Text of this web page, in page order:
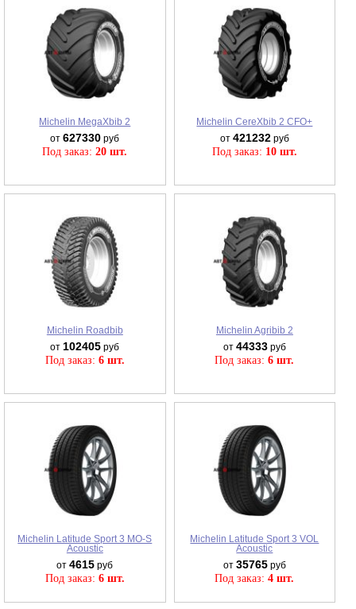
Michelin MegaXbib 2
от627330 руб
Под заказ:20 шт.
Michelin CereXbib 2 CFO+
от 421232руб
Под заказ: 10 шт.
Michelin Roadbib
от 102405 руб
Под заказ: 6 шт.
Michelin Agribib 2
от 44333руб
Под заказ:6 шт.
Michelin Latitude Sport 3 MO-S
Acoustic
от4615 руб
Под заказ: 6 шт.
Michelin Latitude Sport 3 VOL
Acoustic
от 35765руб
Под заказ:4 шт.